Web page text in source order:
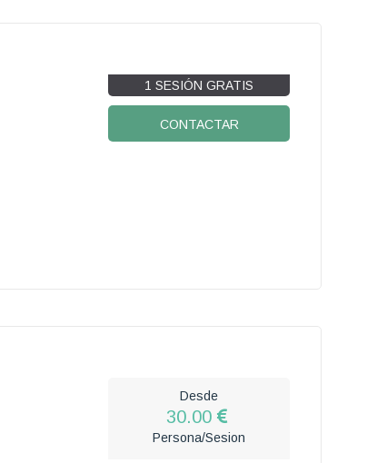
1 SESIÓN GRATIS
CONTACTAR
Desde
30.00
Persona/Sesion